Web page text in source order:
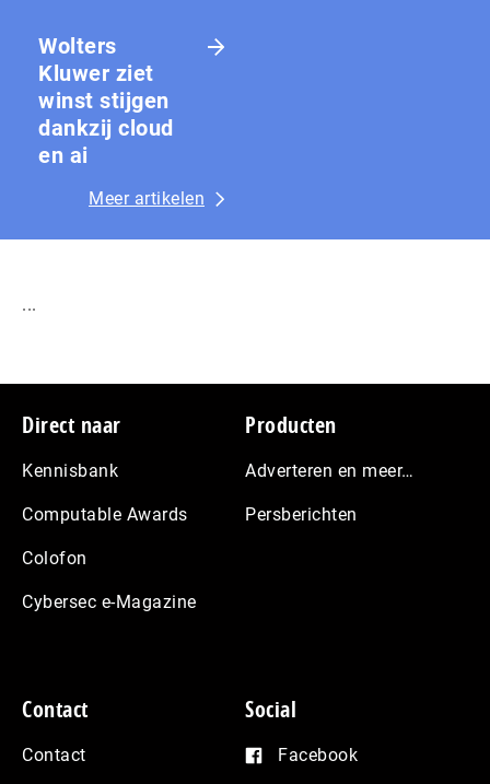
Wolters
Kluwer ziet
winst stijgen
dankzij cloud
en ai
Meer artikelen
...
Footer
Direct naar
Kennisbank
Computable Awards
Colofon
Cybersec e-Magazine
Producten
Adverteren en meer…
Persberichten
Contact
Contact
Social
Facebook